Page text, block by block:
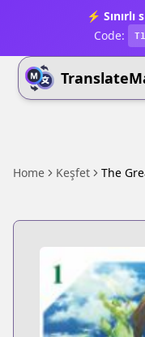
⚡
Code:
Home Keşfet The